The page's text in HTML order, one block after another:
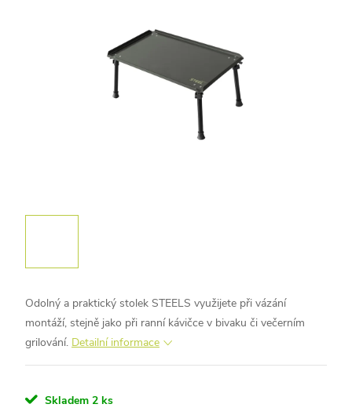
Odolný a praktický stolek STEELS využijete při vázání
montáží, stejně jako při ranní kávičce v bivaku či večerním
grilování. Detailní informace
Skladem 2 ks